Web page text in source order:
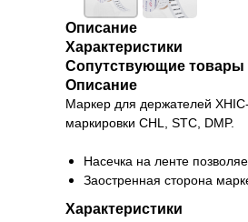
Описание
Характеристики
Сопутствующие товары
Описание
Маркер для держателей
маркировки CHL, STC, DMP.
Насечка на ленте
Заостренная сторона
Характеристики